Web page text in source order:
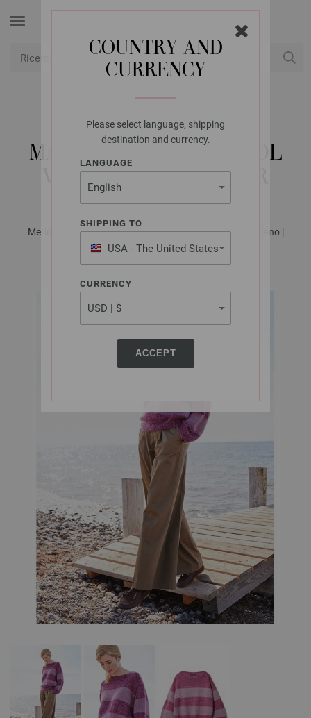
COUNTRY AND
CURRENCY
Please select language, shipping
destination and currency.
LANGUAGE
SHIPPING TO
USA - The United States
of America
CURRENCY
ACCEPT
LANA GROSSA
MAGLIONE COOL WOOL
VINTAGE & SILKHAIR
Merino Edition No. 4 - Rivista tedesca + istruzioni in italiano |
Modello 2